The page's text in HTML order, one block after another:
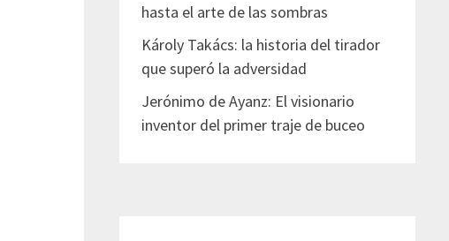
hasta el arte de las sombras
Károly Takács: la historia del tirador
que superó la adversidad
Jerónimo de Ayanz: El visionario
inventor del primer traje de buceo